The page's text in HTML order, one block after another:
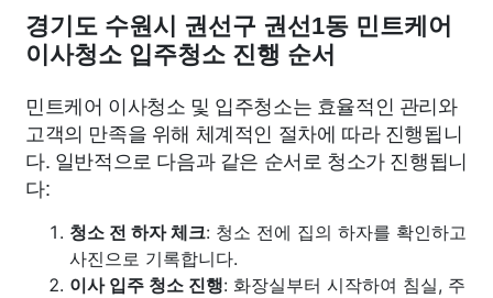
경기도 수원시 권선구 권선1동 민트케어
이사청소 입주청소 진행 순서
민트케어 이사청소 및 입주청소는 효율적인 관리와
고객의 만족을 위해 체계적인 절차에 따라 진행됩니
다. 일반적으로 다음과 같은 순서로 청소가 진행됩니
다:
청소 전 하자 체크: 청소 전에 집의 하자를 확인하고
사진으로 기록합니다.
이사 입주 청소 진행: 화장실부터 시작하여 침실, 주